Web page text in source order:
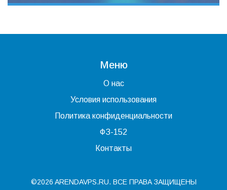
Меню
О нас
Условия использования
Политика конфиденциальности
ФЗ-152
Контакты
©2026 ARENDAVPS.RU. ВСЕ ПРАВА ЗАЩИЩЕНЫ